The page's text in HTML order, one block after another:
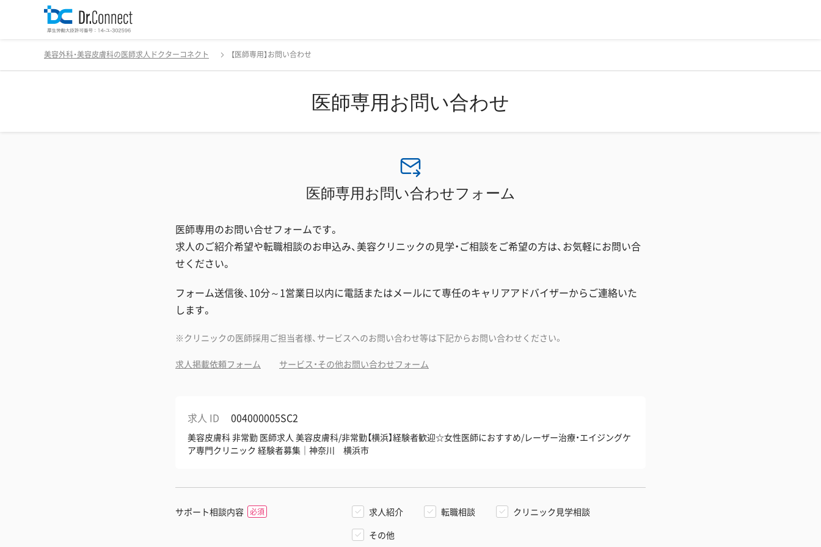
美容外科・美容皮膚科の医師求人ドクターコネクト 【医師専用】お問い合わせ
医師専用お問い合わせ
医師専用お問い合わせフォーム
医師専用のお問い合せフォームです。
求人のご紹介希望や転職相談のお申込み、美容クリニックの見学・ご相談をご希望の方は、お気軽にお問い合
せください。
フォーム送信後、10分～1営業日以内に電話またはメールにて専任のキャリアアドバイザーからご連絡いた
します。
クリニックの医師採用ご担当者様、サービスへのお問い合わせ等は下記からお問い合わせください。
求人掲載依頼フォーム サービス・その他お問い合わせフォーム
求人 ID 004000005SC2
美容皮膚科 非常勤 医師求人 美容皮膚科/非常勤【横浜】経験者歓迎☆女性医師におすすめ/レーザー治療・エイジングケ
ア専門クリニック 経験者募集｜神奈川 横浜市
サポート相談内容 求人紹介 転職相談
クリニック見学相談
その他